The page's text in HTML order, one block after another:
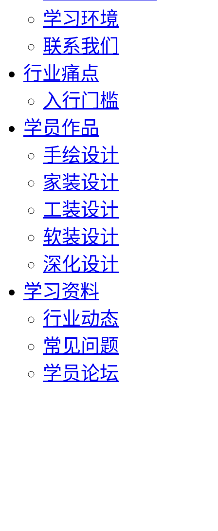
学习环境
联系我们
行业痛点
入行门槛
学员作品
手绘设计
家装设计
工装设计
软装设计
深化设计
学习资料
行业动态
常见问题
学员论坛